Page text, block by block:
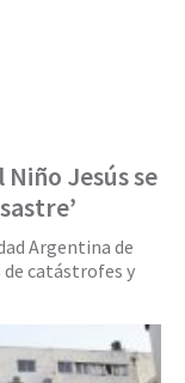
Jesús se
Argentina de
de catástrofes y